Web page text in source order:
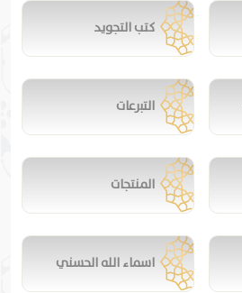
كتب التجويد
التبرعات
المنتجات
اسماء الله الحسني